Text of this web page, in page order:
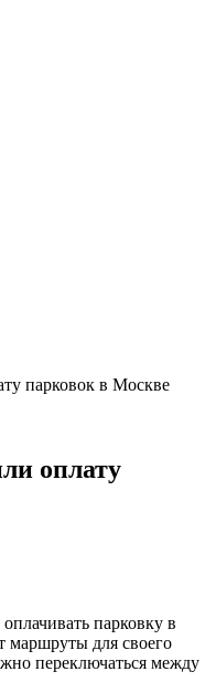
парковок в Москве
оплату
парковку в
маршруты для своего
переключаться между